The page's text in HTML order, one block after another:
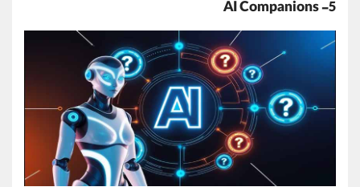
5- AI Companions